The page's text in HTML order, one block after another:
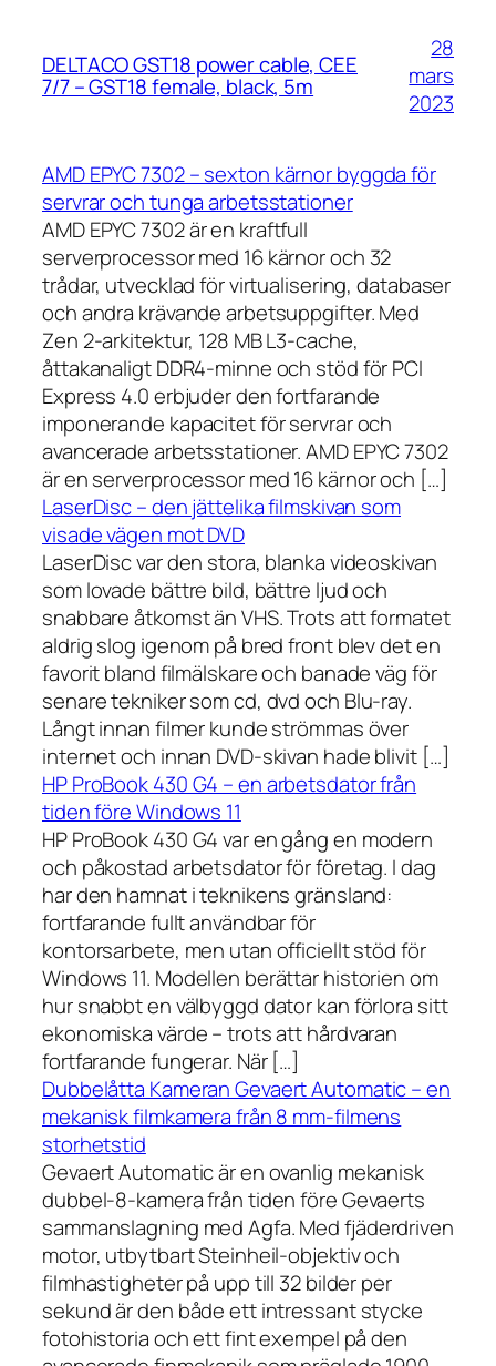
DELTACO GST18 power cable, CEE
7/7 – GST18 female, black, 5m
28
mars
2023
AMD EPYC 7302 – sexton kärnor byggda för
servrar och tunga arbetsstationer
AMD EPYC 7302 är en kraftfull
serverprocessor med 16 kärnor och 32
trådar, utvecklad för virtualisering, databaser
och andra krävande arbetsuppgifter. Med
Zen 2-arkitektur, 128 MB L3-cache,
åttakanaligt DDR4-minne och stöd för PCI
Express 4.0 erbjuder den fortfarande
imponerande kapacitet för servrar och
avancerade arbetsstationer. AMD EPYC 7302
är en serverprocessor med 16 kärnor och […]
LaserDisc – den jättelika filmskivan som
visade vägen mot DVD
LaserDisc var den stora, blanka videoskivan
som lovade bättre bild, bättre ljud och
snabbare åtkomst än VHS. Trots att formatet
aldrig slog igenom på bred front blev det en
favorit bland filmälskare och banade väg för
senare tekniker som cd, dvd och Blu-ray.
Långt innan filmer kunde strömmas över
internet och innan DVD-skivan hade blivit […]
HP ProBook 430 G4 – en arbetsdator från
tiden före Windows 11
HP ProBook 430 G4 var en gång en modern
och påkostad arbetsdator för företag. I dag
har den hamnat i teknikens gränsland:
fortfarande fullt användbar för
kontorsarbete, men utan officiellt stöd för
Windows 11. Modellen berättar historien om
hur snabbt en välbyggd dator kan förlora sitt
ekonomiska värde – trots att hårdvaran
fortfarande fungerar. När […]
Dubbelåtta Kameran Gevaert Automatic – en
mekanisk filmkamera från 8 mm-filmens
storhetstid
Gevaert Automatic är en ovanlig mekanisk
dubbel-8-kamera från tiden före Gevaerts
sammanslagning med Agfa. Med fjäderdriven
motor, utbytbart Steinheil-objektiv och
filmhastigheter på upp till 32 bilder per
sekund är den både ett intressant stycke
fotohistoria och ett fint exempel på den